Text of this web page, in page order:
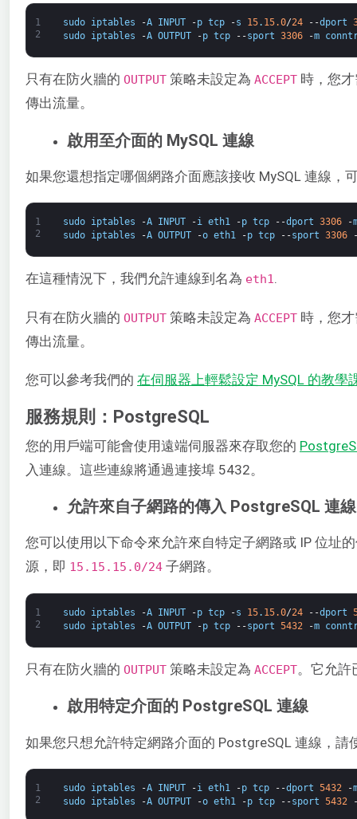
1
2
sudo iptables -A INPUT -p tcp -s 15. 15.0/24 --dport
sudo
iptables -A OUTPUT -p tcp --sport 3306 -m
只有在防火牆的 ​ OUTPUT ​ 策略未設定為 ACCEPT 時，您
傳出流量。
啟用至介面的 MySQL 連線
如果您還想指定哪個網路介面應該接收 MySQL 連線，
1
2
sudo iptables -A INPUT -i eth1 -p tcp --dport 3306 -
sudo
iptables -A OUTPUT -o eth1 -p tcp --sport 3306
在這種情況下，我們允許連線到名為 eth1​.
只有在防火牆的 ​ OUTPUT ​ 策略未設定為 ACCEPT 時，您
傳出流量。
您可以參考我們的 ​ 在伺服器上輕鬆設定 MySQL 的教學
服務規則：PostgreSQL
您的用戶端可能會使用遠端伺服器來存取您的 ​
入連線。這些連線將通過連接埠 5432。
允許來自子網路的傳入 PostgreSQL 連線
您可以使用以下命令來允許來自特定子網路或 IP 位址
源，即 ​ 15.15.15.0/24​ 子網路。
1
2
sudo iptables -A INPUT -p tcp -s 15. 15.0/24 --dport
sudo
iptables -A OUTPUT -p tcp --sport 5432 -m
只有在防火牆的 ​OUTPUT ​ 策略未設定為 ACCEPT​。它允許
啟用特定介面的 PostgreSQL 連線
如果您只想允許特定網路介面的 PostgreSQL 連線，請
1
2
sudo iptables -A INPUT -i eth1 -p tcp --dport 5432 -
sudo
iptables -A OUTPUT -o eth1 -p tcp --sport 5432